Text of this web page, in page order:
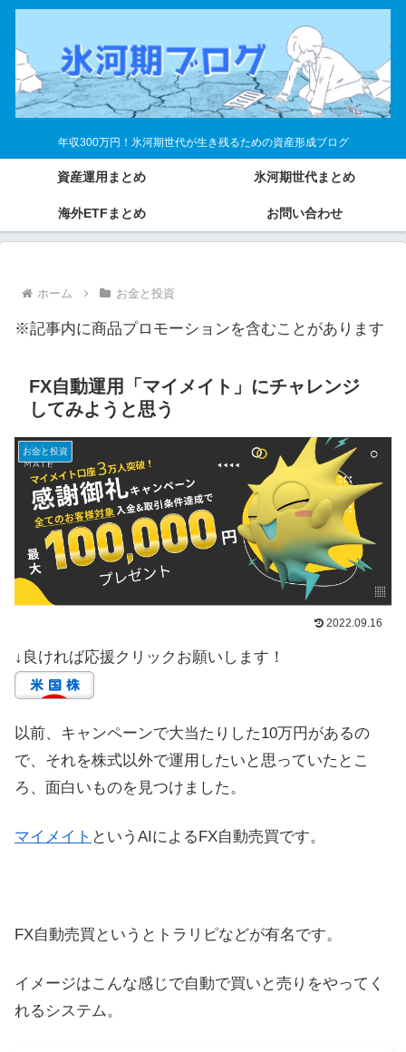
年収300万円！氷河期世代が生き残るための資産形成ブログ
資産運用まとめ 氷河期世代まとめ
海外ETFまとめ お問い合わせ
ホーム お金と投資
※記事内に商品プロモーションを含むことがあります
FX自動運用「マイメイト」にチャレンジ
してみようと思う
お金と投資
2022.09.16
↓良ければ応援クリックお願いします！
以前、キャンペーンで大当たりした10万円があるの
で、それを株式以外で運用したいと思っていたとこ
ろ、面白いものを見つけました。
マイメイト というAIによるFX自動売買です。
FX自動売買というとトラリピなどが有名です。
イメージはこんな感じで自動で買いと売りをやってく
れるシステム。